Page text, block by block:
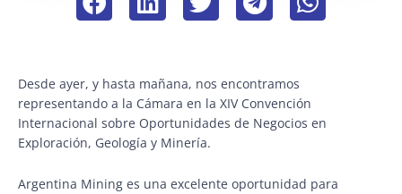
Desde ayer, y hasta mañana, nos encontramos
representando a la Cámara en la XIV Convención
Internacional sobre Oportunidades de Negocios en
Exploración, Geología y Minería.
Argentina Mining es una excelente oportunidad para